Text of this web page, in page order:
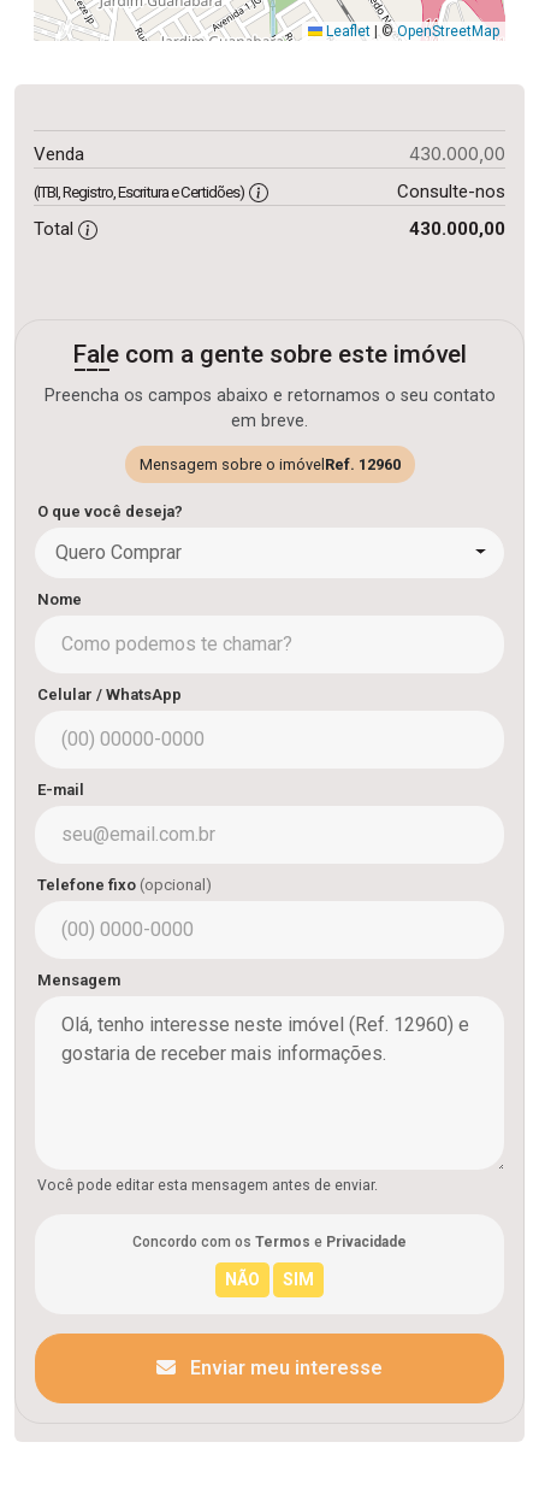
Leaflet | ©OpenStreetMap
Venda 430.000,00
(ITBI, Registro, Escritura e Certidões)
Consulte-nos
Total
430.000,00
Fale com a gente sobre este imóvel
Preencha os campos abaixo e retornamos o seu contato
em breve.
Mensagem sobre o imóvelRef. 12960
O que você deseja?
Quero Comprar
Nome
Celular / WhatsApp
E-mail
Telefone fixo (opcional)
Mensagem
Você pode editar esta mensagem antes de enviar.
Concordo com os Termos e Privacidade
Enviar meu interesse